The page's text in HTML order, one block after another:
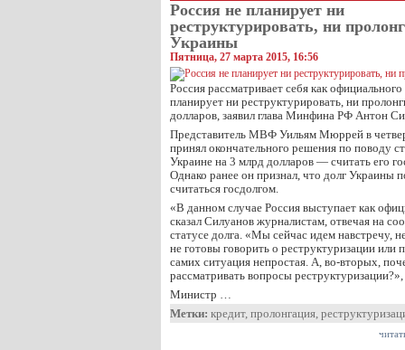
Россия не планирует ни
реструктурировать, ни
Украины
Пятница, 27 марта 2015, 16:56
Россия рассматривает себя как
планирует ни реструктурировать, ни
долларов, заявил глава Минфина РФ Антон
Представитель МВФ Уильям Мюррей в
принял окончательного решения по поводу
Украине на 3 млрд долларов — считать его
Однако ранее он признал, что долг Украины
считаться госдолгом.
«В данном случае Россия выступает как
сказал Силуанов журналистам, отвечая на
статусе долга. «Мы сейчас идем навстречу,
не готовы говорить о реструктуризации или
самих ситуация непростая. А, во-вторых,
рассматривать вопросы
Министр …
Метки: кредит, пролонгация,